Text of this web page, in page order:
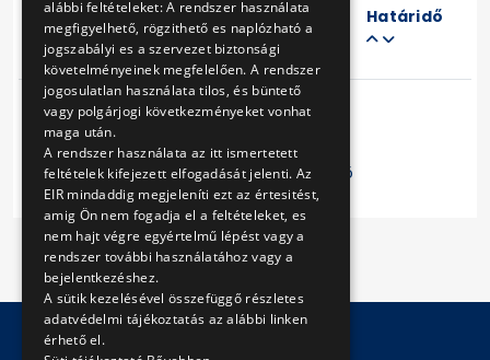
Cím
száma
Határidő
Előző 1 Következő
alábbi feltételeket: A rendszer használata
megfigyelhető, rögzithető es naplózható a
jogszabályi es a szervezet biztonsági
követelményeinek megfelelően. A rendszer
jogosulatlan használata tilos, és büntető
vagy polgárjogi következményeket vonhat
maga után.
A rendszer használata az itt ismertetett
feltételek kifejezett elfogadását jelenti. Az
EIR mindaddig megjeleníti ezt az értesitést,
amig Ön nem fogadja el a feltételeket, es
nem hajt végre egyértelmű lépést vagy a
rendszer további használatához vagy a
bejelentkezéshez.
A sütik kezelésével összefüggő részletes
adatvédelmi tájékoztatás az alábbi linken
érhető el.